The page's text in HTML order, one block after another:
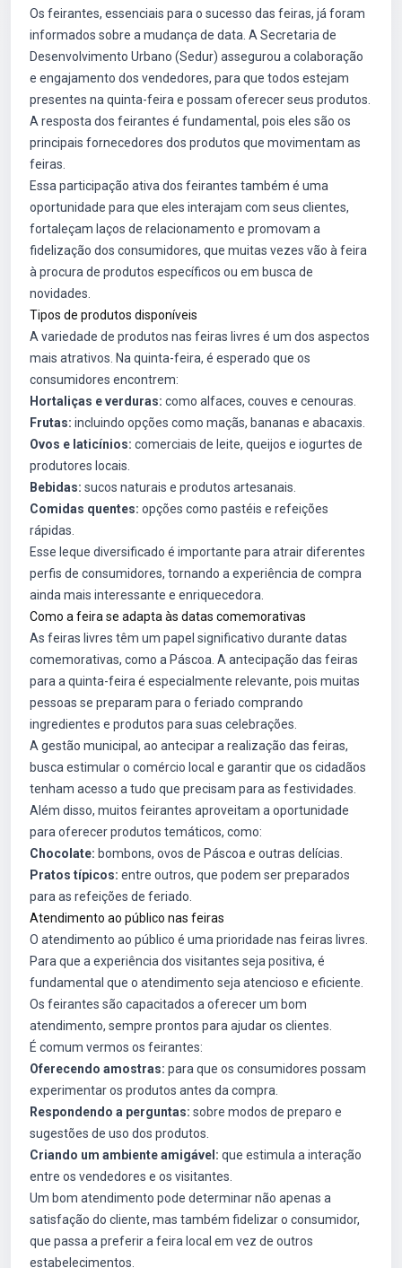
Os feirantes, essenciais para o sucesso das feiras, já foram
informados sobre a mudança de data. A Secretaria de
Desenvolvimento Urbano (Sedur) assegurou a colaboração
e engajamento dos vendedores, para que todos estejam
presentes na quinta-feira e possam oferecer seus produtos.
A resposta dos feirantes é fundamental, pois eles são os
principais fornecedores dos produtos que movimentam as
feiras.
Essa participação ativa dos feirantes também é uma
oportunidade para que eles interajam com seus clientes,
fortaleçam laços de relacionamento e promovam a
fidelização dos consumidores, que muitas vezes vão à feira
à procura de produtos específicos ou em busca de
novidades.
Tipos de produtos disponíveis
A variedade de produtos nas feiras livres é um dos aspectos
mais atrativos. Na quinta-feira, é esperado que os
consumidores encontrem:
Hortaliças e verduras: como alfaces, couves e cenouras.
Frutas: incluindo opções como maçãs, bananas e abacaxis.
Ovos e laticínios: comerciais de leite, queijos e iogurtes de
produtores locais.
Bebidas: sucos naturais e produtos artesanais.
Comidas quentes: opções como pastéis e refeições
rápidas.
Esse leque diversificado é importante para atrair diferentes
perfis de consumidores, tornando a experiência de compra
ainda mais interessante e enriquecedora.
Como a feira se adapta às datas comemorativas
As feiras livres têm um papel significativo durante datas
comemorativas, como a Páscoa. A antecipação das feiras
para a quinta-feira é especialmente relevante, pois muitas
pessoas se preparam para o feriado comprando
ingredientes e produtos para suas celebrações.
A gestão municipal, ao antecipar a realização das feiras,
busca estimular o comércio local e garantir que os cidadãos
tenham acesso a tudo que precisam para as festividades.
Além disso, muitos feirantes aproveitam a oportunidade
para oferecer produtos temáticos, como:
Chocolate: bombons, ovos de Páscoa e outras delícias.
Pratos típicos: entre outros, que podem ser preparados
para as refeições de feriado.
Atendimento ao público nas feiras
O atendimento ao público é uma prioridade nas feiras livres.
Para que a experiência dos visitantes seja positiva, é
fundamental que o atendimento seja atencioso e eficiente.
Os feirantes são capacitados a oferecer um bom
atendimento, sempre prontos para ajudar os clientes.
É comum vermos os feirantes:
Oferecendo amostras: para que os consumidores possam
experimentar os produtos antes da compra.
Respondendo a perguntas: sobre modos de preparo e
sugestões de uso dos produtos.
Criando um ambiente amigável: que estimula a interação
entre os vendedores e os visitantes.
Um bom atendimento pode determinar não apenas a
satisfação do cliente, mas também fidelizar o consumidor,
que passa a preferir a feira local em vez de outros
estabelecimentos.